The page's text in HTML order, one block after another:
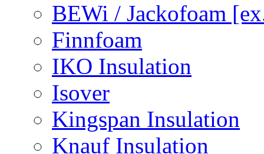
BEWi / Jackofoam
Finnfoam
IKO Insulation
Isover
Kingspan Insulation
Knauf Insulation